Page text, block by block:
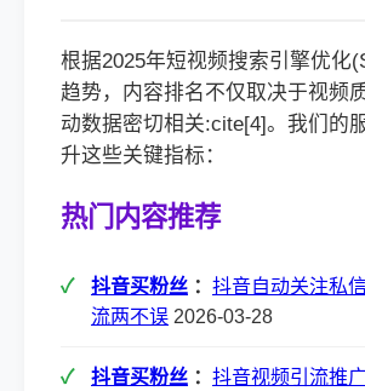
根据2025年短视频搜索引擎优化
趋势，内容排名不仅取决于视频
动数据密切相关:cite[4]。我们的
升这些关键指标：
热门内容推荐
抖音买粉丝 ： 抖音自动关注私
流两不误 2026-03-28
抖音买粉丝 ： 抖音视频引流推